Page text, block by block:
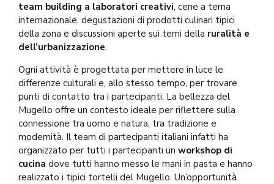
team building a laboratori creativi, cene a tema
internazionale, degustazioni di prodotti culinari tipici
della zona e discussioni aperte sui temi della ruralità e
dell’urbanizzazione.
Ogni attività è progettata per mettere in luce le
differenze culturali e, allo stesso tempo, per trovare
punti di contatto tra i partecipanti. La bellezza del
Mugello offre un contesto ideale per riflettere sulla
connessione tra uomo e natura, tra tradizione e
modernità. Il team di partecipanti italiani infatti ha
organizzato per tutti i partecipanti un workshop di
cucina dove tutti hanno messo le mani in pasta e hanno
realizzato i tipici tortelli del Mugello. Un’opportunità